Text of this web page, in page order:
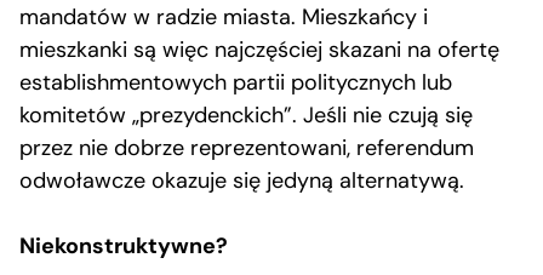
mandatów w radzie miasta. Mieszkańcy i
mieszkanki są więc najczęściej skazani na ofertę
establishmentowych partii politycznych lub
komitetów „prezydenckich”. Jeśli nie czują się
przez nie dobrze reprezentowani, referendum
odwoławcze okazuje się jedyną alternatywą.
Niekonstruktywne?